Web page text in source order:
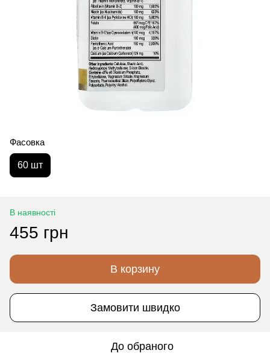
Фасовка
60 шт
В наявності
455 грн
В корзину
Замовити швидко
До обраного